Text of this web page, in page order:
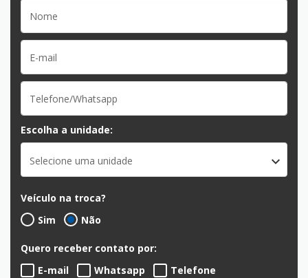
Escolha a unidade:
Selecione uma unidade
Veículo na troca?
Sim
Não
Quero receber contato por:
E-mail
Whatsapp Telefone